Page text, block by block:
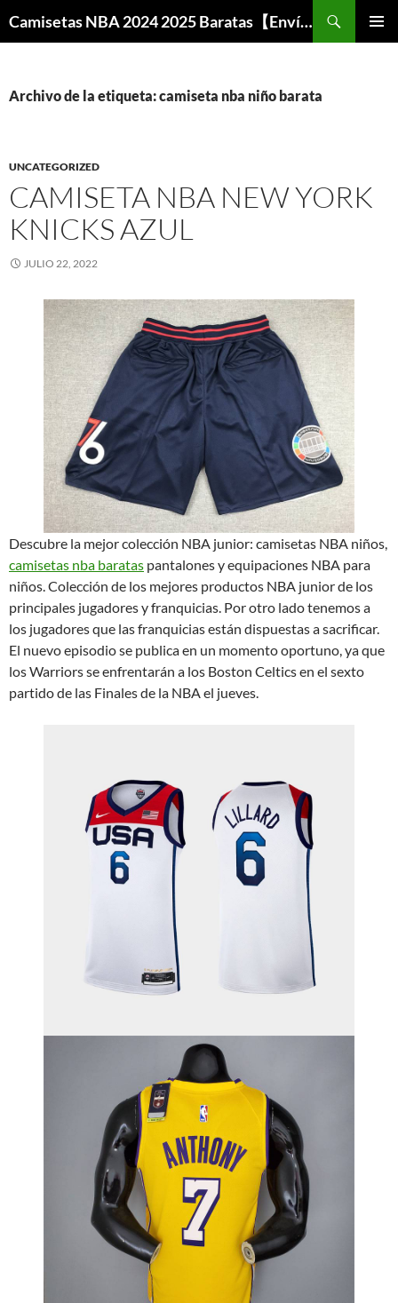
Camisetas NBA 2024 2025 Baratas【Envío Gratis】
Archivo de la etiqueta: camiseta nba niño barata
UNCATEGORIZED
CAMISETA NBA NEW YORK
KNICKS AZUL
JULIO 22, 2022
Descubre la mejor colección NBA junior: camisetas NBA niños,
camisetas nba baratas pantalones y equipaciones NBA para
niños. Colección de los mejores productos NBA junior de los
principales jugadores y franquicias. Por otro lado tenemos a
los jugadores que las franquicias están dispuestas a sacrificar.
El nuevo episodio se publica en un momento oportuno, ya que
los Warriors se enfrentarán a los Boston Celtics en el sexto
partido de las Finales de la NBA el jueves.